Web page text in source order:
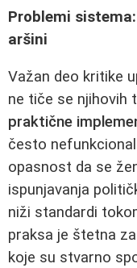
Problemi
aršini
Važan deo kritike
ne tiče se njihovih
praktične
često
opasnost da se
ispunjavanja
niži standardi
praksa je štetna
koje su stvarno